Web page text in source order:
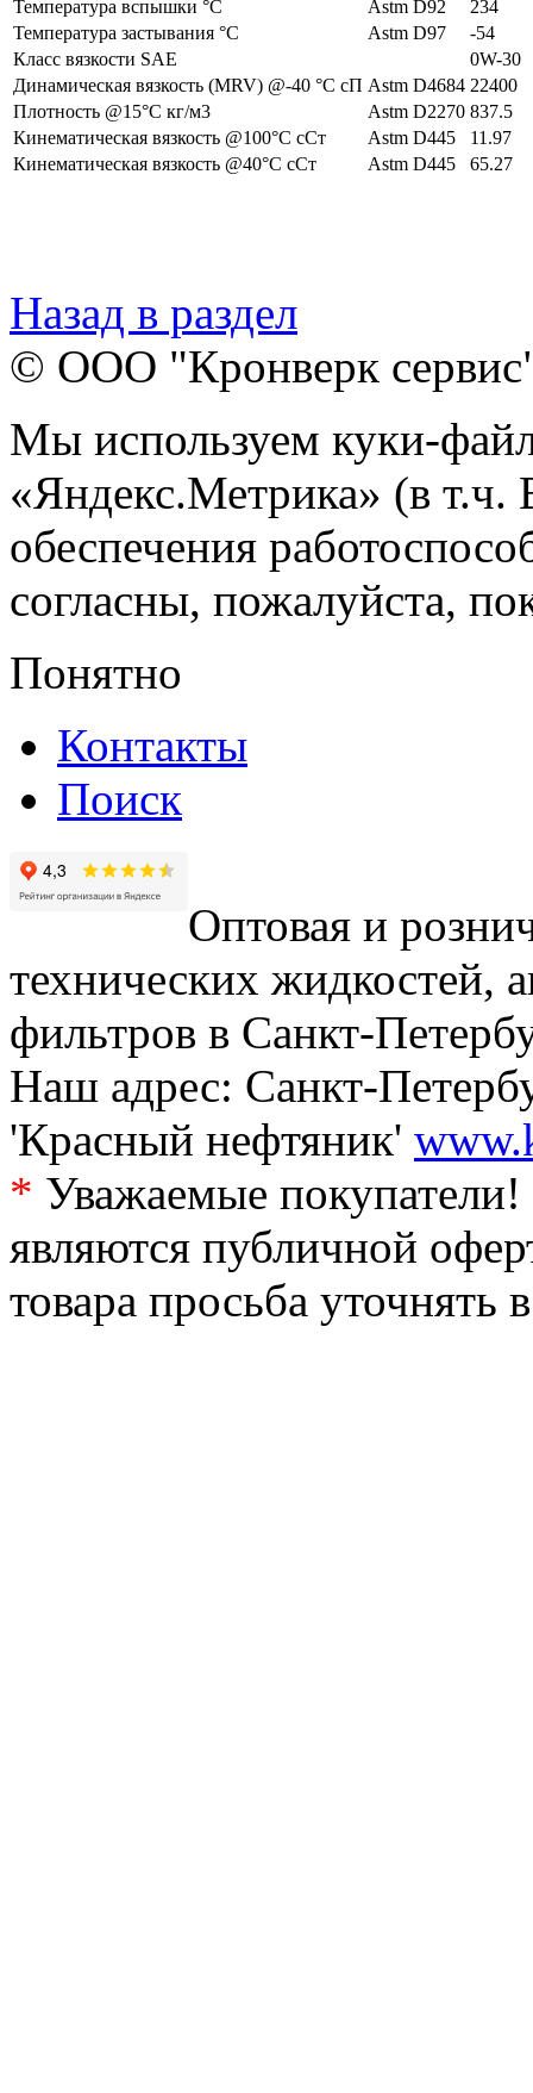
Температура вспышки °C Astm D92
234
Температура застывания °C
Astm D97
-54
Класс вязкости SAE
0W-30
Динамическая вязкость (MRV) @-40 °C сП Astm D4684 22400
Плотность @15°C кг/м3
Astm D2270 837.5
Кинематическая вязкость @100°C сСт
Astm D445
11.97
Кинематическая вязкость @40°C сСт
Astm D445 65.27
Назад в раздел
© ООО "Кронверк
Мы используем куки-
«Яндекс.Метрика» (в т.ч.
обеспечения
согласны, пожалуйста,
Понятно
Контакты
Поиск
Оптовая и
технических жидкостей,
фильтров в Санкт-
Наш адрес: Санкт-
'Красный нефтяник'
* Уважаемые
являются публичной
товара просьба уточнять